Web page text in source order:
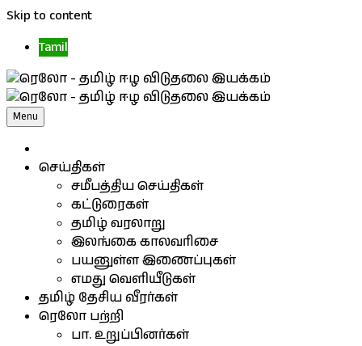
Skip to content
Tamil
Menu
செய்திகள்
சமீபத்திய செய்திகள்
கட்டுரைகள்
தமிழ் வரலாறு
இலங்கை காலவரிசை
பயனுள்ள இணைப்புகள்
எமது வெளியீடுகள்
தமிழ் தேசிய வீரர்கள்
ரெலோ பற்றி
பா. உறுப்பினர்கள்